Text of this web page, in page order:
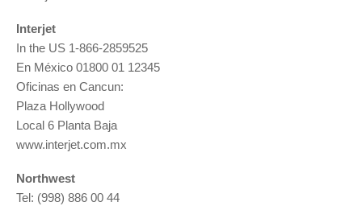
Interjet
In the US 1-866-2859525
En México 01800 01 12345
Oficinas en Cancun:
Plaza Hollywood
Local 6 Planta Baja
www.interjet.com.mx
Northwest
Tel: (998) 886 00 44